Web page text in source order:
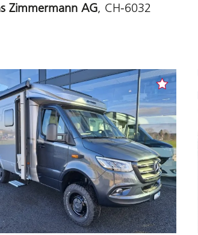
Zimmermann AG, CH-6032